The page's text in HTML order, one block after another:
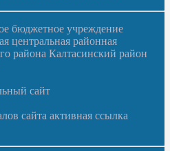
бюджетное учреждение
центральная районная
района Калтасинский район
сайт
сайта активная ссылка